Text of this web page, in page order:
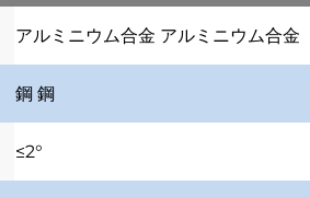
アルミニウム合金 アルミニウム合金
鋼 鋼
≤2°